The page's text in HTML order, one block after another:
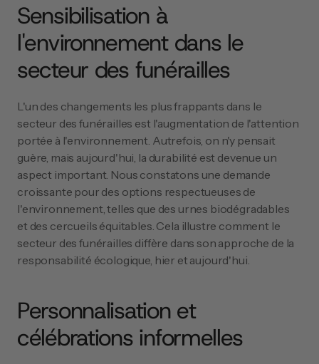
Sensibilisation à
l'environnement dans le
secteur des funérailles
L'un des changements les plus frappants dans le
secteur des funérailles est l'augmentation de l'attention
portée à l'environnement. Autrefois, on n'y pensait
guère, mais aujourd'hui, la durabilité est devenue un
aspect important. Nous constatons une demande
croissante pour des options respectueuses de
l'environnement, telles que des urnes biodégradables
et des cercueils équitables. Cela illustre comment le
secteur des funérailles diffère dans son approche de la
responsabilité écologique, hier et aujourd'hui.
Personnalisation et
célébrations informelles